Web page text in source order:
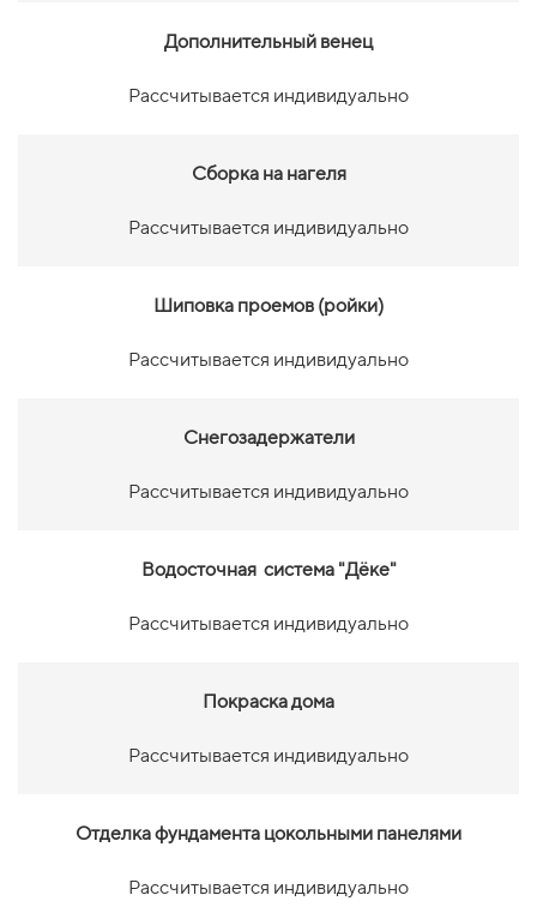
Дополнительный венец
Рассчитывается индивидуально
Сборка на нагеля
Рассчитывается индивидуально
Шиповка проемов (ройки)
Рассчитывается индивидуально
Снегозадержатели
Рассчитывается индивидуально
Водосточная система "Дёке"
Рассчитывается индивидуально
Покраска дома
Рассчитывается индивидуально
Отделка фундамента цокольными панелями
Рассчитывается индивидуально